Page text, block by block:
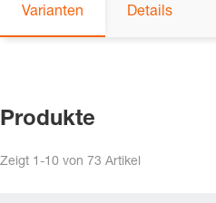
Varianten Details
Produkte
Zeigt 1-10 von 73 Artikel